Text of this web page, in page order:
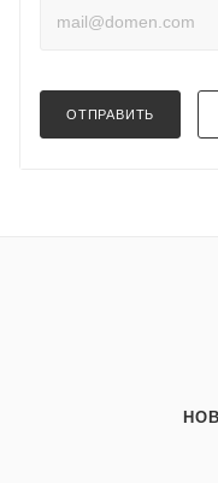
ОТПРАВИТЬ